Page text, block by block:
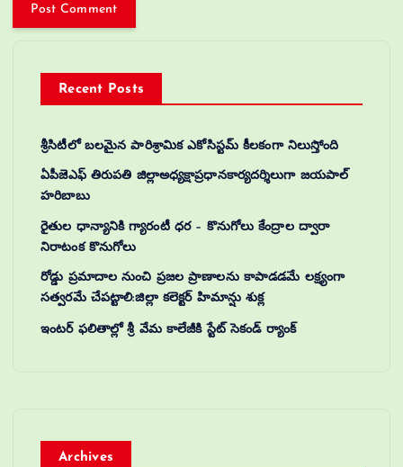
Recent Posts
శ్రీసిటీలో బలమైన పారిశ్రామిక ఎకోసిస్టమ్ కీలకంగా నిలుస్తోంది
ఏపీజెఎఫ్ తిరుపతి జిల్లాఅధ్యక్షాప్రధానకార్యదర్శిలుగా జయపాల్
హరిబాబు
రైతుల ధాన్యానికి గ్యారంటీ ధర – కొనుగోలు కేంద్రాల ద్వారా
నిరాటంక కొనుగోలు
రోడ్డు ప్రమాదాల నుంచి ప్రజల ప్రాణాలను కాపాడడమే లక్ష్యంగా
సత్వరమే చేపట్టాలి:జిల్లా కలెక్టర్‌ హిమాన్షు శుక్ల
ఇంటర్ ఫలితాల్లో శ్రీ వేమ కాలేజీకి స్టేట్ సెకండ్ ర్యాంక్
Archives